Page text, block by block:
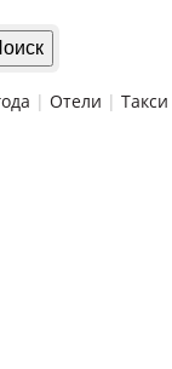
| Отели | Такси